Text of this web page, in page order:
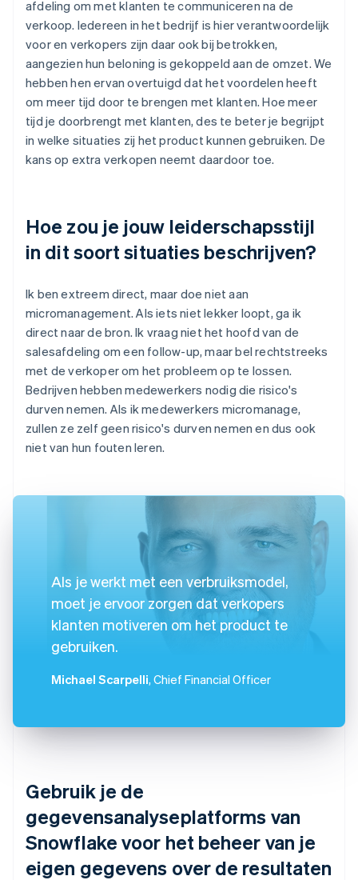
afdeling om met klanten te communiceren na de
verkoop. Iedereen in het bedrijf is hier verantwoordelijk
voor en verkopers zijn daar ook bij betrokken,
aangezien hun beloning is gekoppeld aan de omzet. We
hebben hen ervan overtuigd dat het voordelen heeft
om meer tijd door te brengen met klanten. Hoe meer
tijd je doorbrengt met klanten, des te beter je begrijpt
in welke situaties zij het product kunnen gebruiken. De
kans op extra verkopen neemt daardoor toe.
Hoe zou je jouw leiderschapsstijl
in dit soort situaties beschrijven?
Ik ben extreem direct, maar doe niet aan
micromanagement. Als iets niet lekker loopt, ga ik
direct naar de bron. Ik vraag niet het hoofd van de
salesafdeling om een follow-up, maar bel rechtstreeks
met de verkoper om het probleem op te lossen.
Bedrijven hebben medewerkers nodig die risico's
durven nemen. Als ik medewerkers micromanage,
zullen ze zelf geen risico's durven nemen en dus ook
niet van hun fouten leren.
Als je werkt met een verbruiksmodel,
moet je ervoor zorgen dat verkopers
klanten motiveren om het product te
gebruiken.
Michael Scarpelli, Chief Financial Officer
Gebruik je de
gegevensanalyseplatforms van
Snowflake voor het beheer van je
eigen gegevens over de resultaten